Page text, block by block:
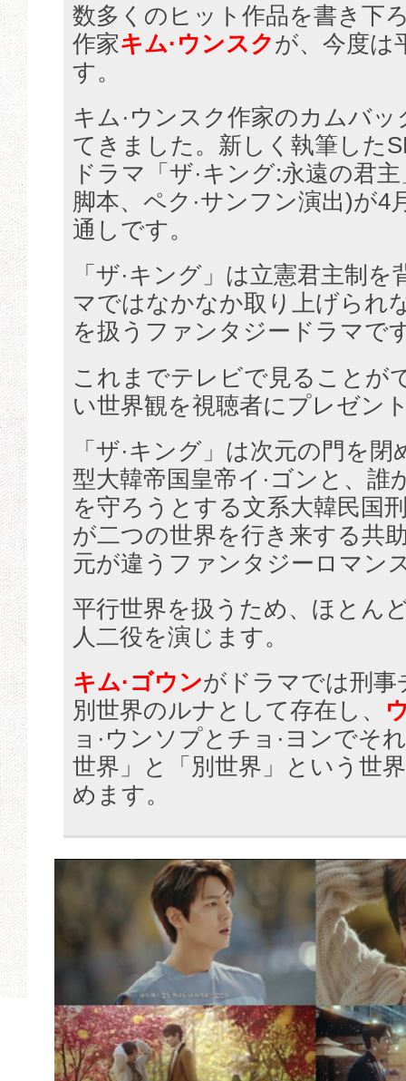
数多くのヒット作品を書き下
作家キム·ウンスクが、今度は
す。
キム·ウンスク作家のカムバ
てきました。新しく執筆した
ドラマ「ザ·キング:永遠の君
脚本、ペク·サンフン演出)が4
通しです。
「ザ·キング」は立憲君主制
マではなかなか取り上げられ
を扱うファンタジードラマで
これまでテレビで見ることが
い世界観を視聴者にプレゼン
「ザ·キング」は次元の門を
型大韓帝国皇帝イ·ゴンと、誰
を守ろうとする文系大韓民国
が二つの世界を行き来する共
元が違うファンタジーロマン
平行世界を扱うため、ほとん
人二役を演じます。
キム·ゴウンがドラマでは刑事
別世界のルナとして存在し、
ョ·ウンソプとチョ·ヨンでそ
世界」と「別世界」という世
めます。